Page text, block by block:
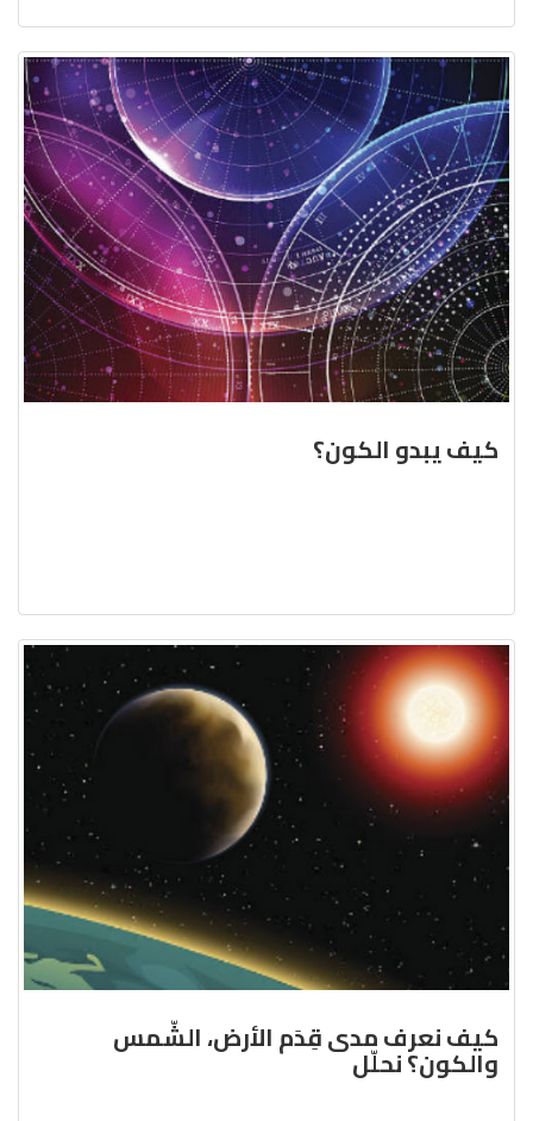
كيف يبدو الكون؟
كيف نعرف مدى قِدَم الأرض، الشّمس
والكون؟ نحلّل